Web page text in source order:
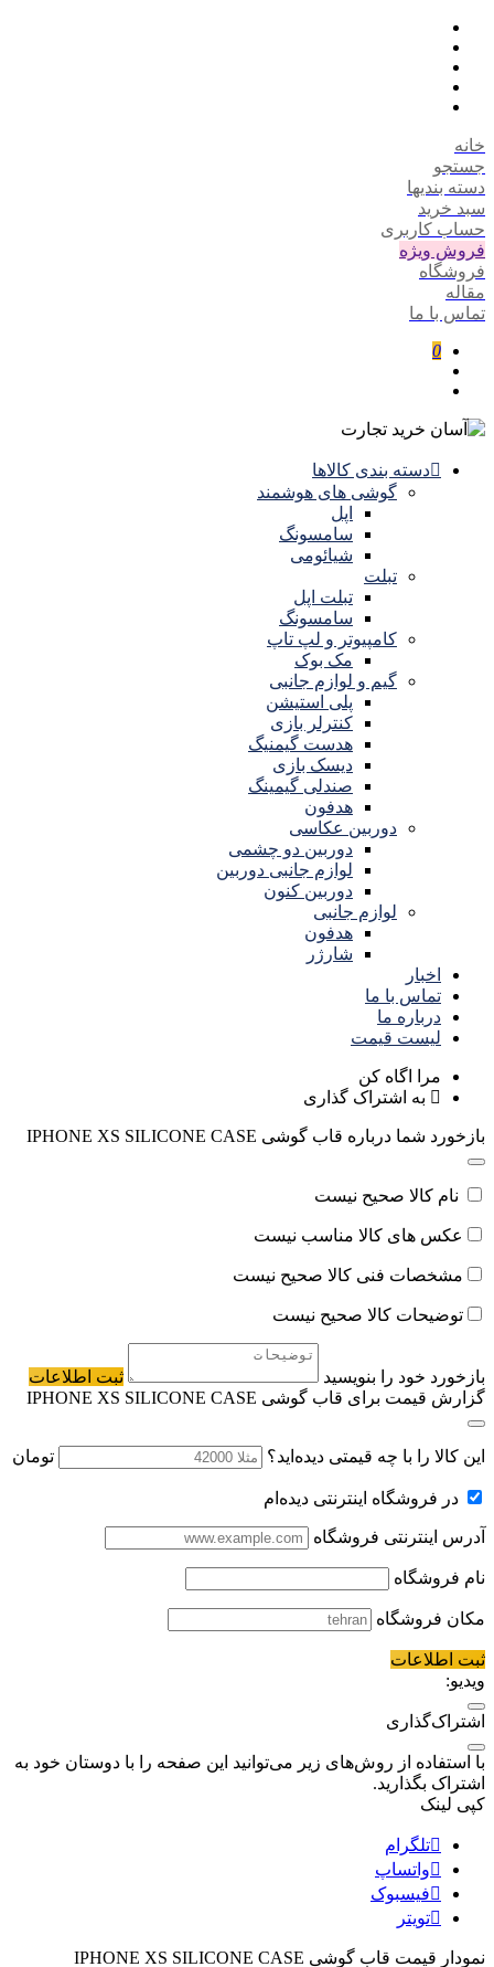
خانه
جستجو
دسته بندیها
سبد خرید
حساب کاربری
فروش ویژه
فروشگاه
مقاله
تماس با ما
0
دسته بندی کالاها
گوشی های هوشمند
اپل
سامسونگ
شیائومی
تبلت
تبلت اپل
سامسونگ
کامپیوتر و لپ تاپ
مک بوک
گیم و لوازم جانبی
پلی استیشن
کنترلر بازی
هدست گیمنیگ
دیسک بازی
صندلی گیمینگ
هدفون
دوربین عکاسی
دوربین دو چشمی
لوازم جانبی دوربین
دوربین کنون
لوازم جانبی
هدفون
شارژر
اخبار
تماس با ما
درباره ما
لیست قیمت
مرا اگاه کن
به اشتراک گذاری
بازخورد شما درباره قاب گوشی IPHONE XS SILICONE CASE
نام کالا صحیح نیست
عکس های کالا مناسب نیست
مشخصات فنی کالا صحیح نیست
توضیحات کالا صحیح نیست
بازخورد خود را بنویسید
ثبت اطلاعات
گزارش قیمت برای قاب گوشی IPHONE XS SILICONE CASE
این کالا را با چه قیمتی دیده‌اید؟ تومان
در فروشگاه اینترنتی دیده‌ام
آدرس اینترنتی فروشگاه
نام فروشگاه
مکان فروشگاه
ثبت اطلاعات
ویدیو:
اشتراک‌گذاری
با استفاده از روش‌های زیر می‌توانید این صفحه را با دوستان خود به
اشتراک بگذارید.
کپی لینک
تلگرام
واتساپ
فیسبوک
تویتر
نمودار قیمت قاب گوشی IPHONE XS SILICONE CASE